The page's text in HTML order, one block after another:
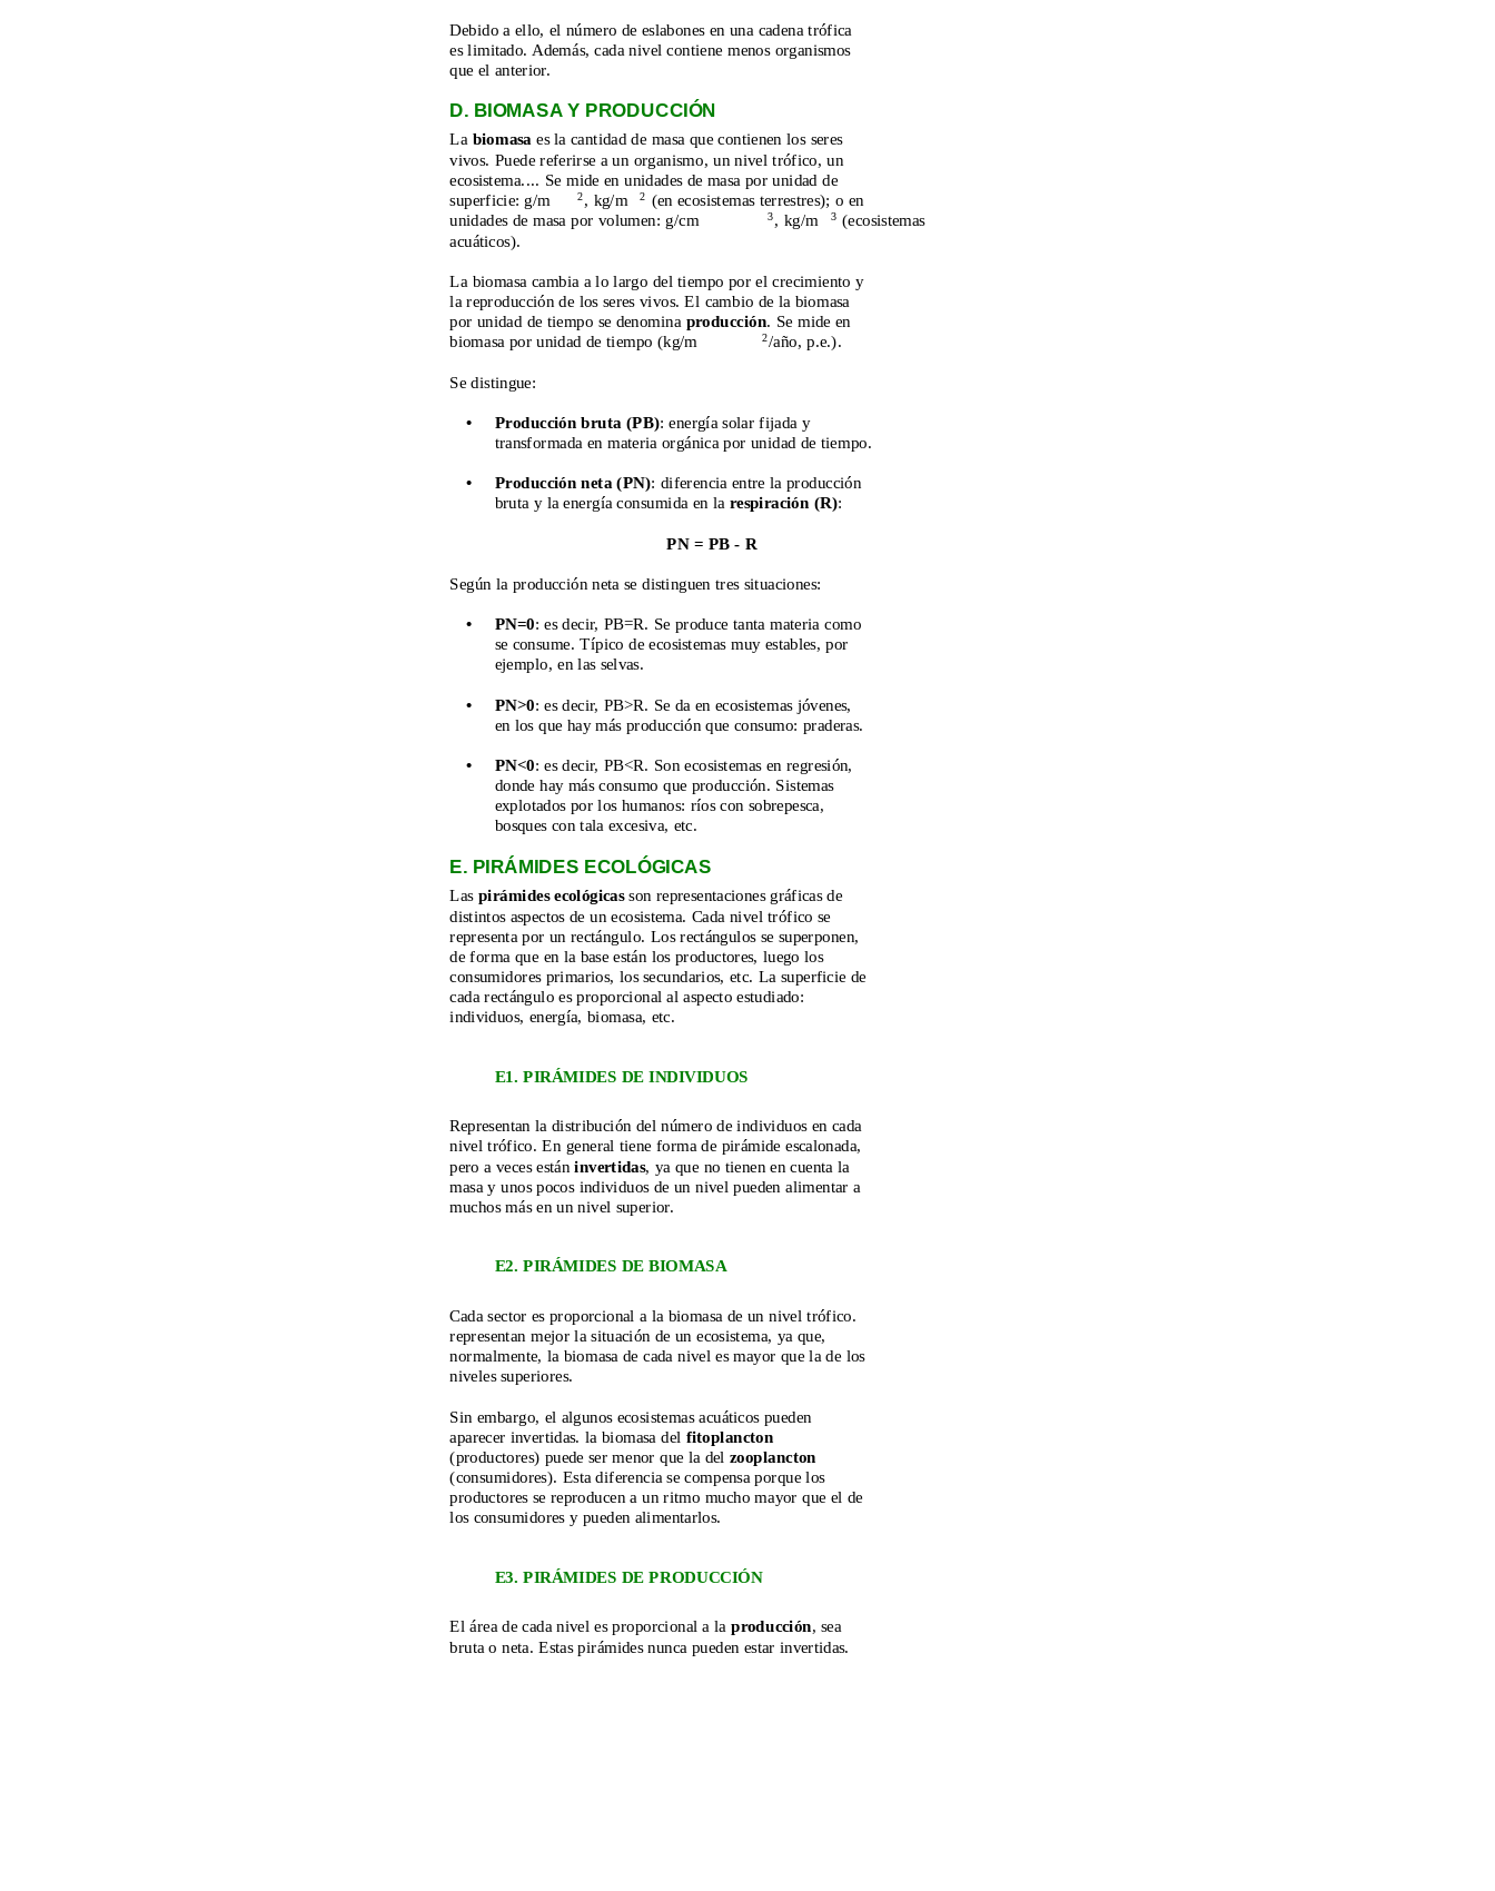
Debido a ello, el número de eslabones en una cadena trófica
es limitado. Además, cada nivel contiene menos organismos
que el anterior.
D. BIOMASA Y PRODUCCIÓN
La biomasa es la cantidad de masa que contienen los seres
vivos. Puede referirse a un organismo, un nivel trófico, un
ecosistema.... Se mide en unidades de masa por unidad de
superficie: g/m
2, kg/m 2 (en ecosistemas terrestres); o en
unidades de masa por volumen: g/cm
3, kg/m 3 (ecosistemas
acuáticos).
La biomasa cambia a lo largo del tiempo por el crecimiento y
la reproducción de los seres vivos. El cambio de la biomasa
por unidad de tiempo se denomina producción. Se mide en
biomasa por unidad de tiempo (kg/m
2/año, p.e.).
Se distingue:
• Producción bruta (PB): energía solar fijada y
transformada en materia orgánica por unidad de tiempo.
• Producción neta (PN): diferencia entre la producción
bruta y la energía consumida en la respiración (R):
PN = PB - R
Según la producción neta se distinguen tres situaciones:
• PN=0: es decir, PB=R. Se produce tanta materia como
se consume. Típico de ecosistemas muy estables, por
ejemplo, en las selvas.
• PN>0: es decir, PB>R. Se da en ecosistemas jóvenes,
en los que hay más producción que consumo: praderas.
• PN<0: es decir, PB<R. Son ecosistemas en regresión,
donde hay más consumo que producción. Sistemas
explotados por los humanos: ríos con sobrepesca,
bosques con tala excesiva, etc.
E. PIRÁMIDES ECOLÓGICAS
Las pirámides ecológicas son representaciones gráficas de
distintos aspectos de un ecosistema. Cada nivel trófico se
representa por un rectángulo. Los rectángulos se superponen,
de forma que en la base están los productores, luego los
consumidores primarios, los secundarios, etc. La superficie de
cada rectángulo es proporcional al aspecto estudiado:
individuos, energía, biomasa, etc.
E1. PIRÁMIDES DE INDIVIDUOS
Representan la distribución del número de individuos en cada
nivel trófico. En general tiene forma de pirámide escalonada,
pero a veces están invertidas, ya que no tienen en cuenta la
masa y unos pocos individuos de un nivel pueden alimentar a
muchos más en un nivel superior.
E2. PIRÁMIDES DE BIOMASA
Cada sector es proporcional a la biomasa de un nivel trófico.
representan mejor la situación de un ecosistema, ya que,
normalmente, la biomasa de cada nivel es mayor que la de los
niveles superiores.
Sin embargo, el algunos ecosistemas acuáticos pueden
aparecer invertidas. la biomasa del fitoplancton
(productores) puede ser menor que la del zooplancton
(consumidores). Esta diferencia se compensa porque los
productores se reproducen a un ritmo mucho mayor que el de
los consumidores y pueden alimentarlos.
E3. PIRÁMIDES DE PRODUCCIÓN
El área de cada nivel es proporcional a la producción, sea
bruta o neta. Estas pirámides nunca pueden estar invertidas.